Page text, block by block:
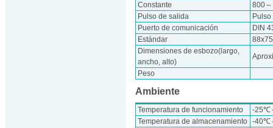
Constante
800
Pulso de salida
Puerto de comunicación
DIN
Estándar
Dimensiones de esbozo(largo,
ancho, alto)
Peso
Ambiente
Temperatura de funcionamiento
-25℃
Temperatura de almacenamiento
-40℃